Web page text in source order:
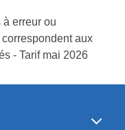
erreur ou
aux
- Tarif mai 2026